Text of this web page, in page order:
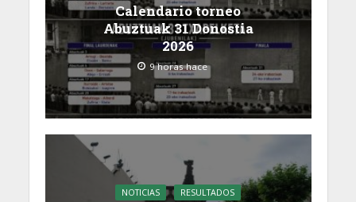
Calendario torneo
Abuztuak 31 Donostia
2026
9 horas hace
NOTICIAS RESULTADOS